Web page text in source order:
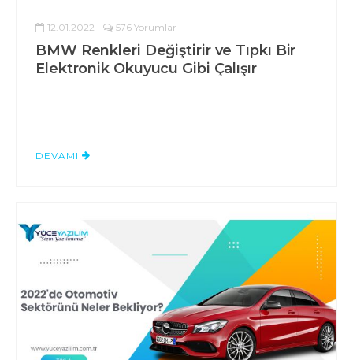
12.01.2022 576 Yorumlar
BMW Renkleri Değiştirir ve Tıpkı Bir
Elektronik Okuyucu Gibi Çalışır
DEVAMI